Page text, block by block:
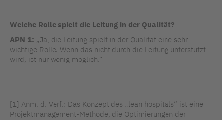
Welche Rolle spielt die Leitung in der Qualität?
APN 1: „Ja, die Leitung spielt in der Qualität eine sehr
wichtige Rolle. Wenn das nicht durch die Leitung unterstützt
wird, ist nur wenig möglich.“
[1] Anm. d. Verf.: Das Konzept des „lean hospitals“ ist eine
Projektmanagement-Methode, die Optimierungen der